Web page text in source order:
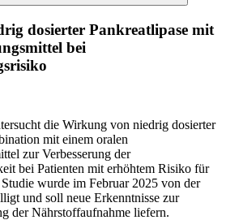
dosierter Pankreatlipase mit
bei
die Wirkung von niedrig dosierter
mit einem oralen
zur Verbesserung der
bei Patienten mit erhöhtem Risiko für
wurde im Februar 2025 von der
und soll neue Erkenntnisse zur
der Nährstoffaufnahme liefern.